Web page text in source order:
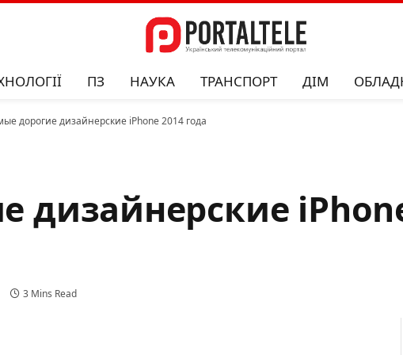
ПЗ НАУКА ТРАНСПОРТ ДІМ
дорогие дизайнерские iPhone 2014 года
дизайнерские
3 Mins Read